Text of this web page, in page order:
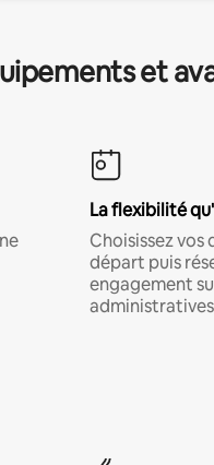
et
La flexibilité
Choisissez
départ puis
engagement